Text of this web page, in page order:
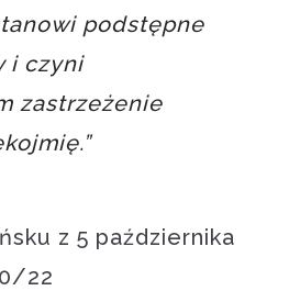
podstępne
i czyni
zastrzeżenie
z 5 października
22